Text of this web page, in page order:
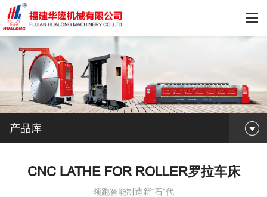
产品库
CNC LATHE FOR ROLLER罗拉车床
领跑智能制造新“石”代